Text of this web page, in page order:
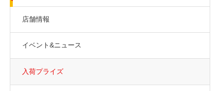
店舗情報
イベント&ニュース
入荷プライズ